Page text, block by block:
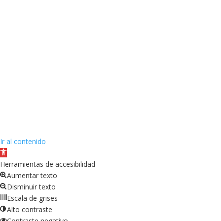
Ir al contenido
Abrir
barra
de
herramientas
Herramientas de accesibilidad
Aumentar texto
Disminuir texto
Escala de grises
Alto contraste